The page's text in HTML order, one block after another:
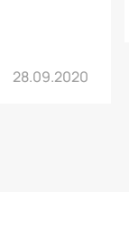
28.09.2020